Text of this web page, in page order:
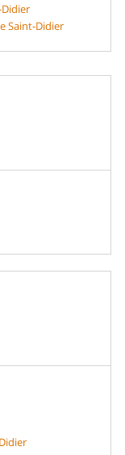
Saint-Didier